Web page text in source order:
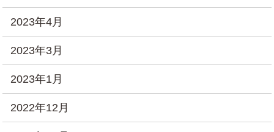
2023年4月
2023年3月
2023年1月
2022年12月